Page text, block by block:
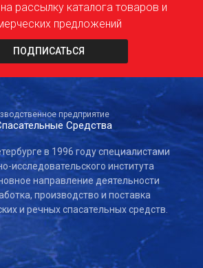
рассылку каталога товаров и
предложений
ПОДПИСАТЬСЯ
предприятие
Средства
в 1996 году специалистами
исследовательского института
направление деятельности
производство и поставка
и речных спасательных средств.